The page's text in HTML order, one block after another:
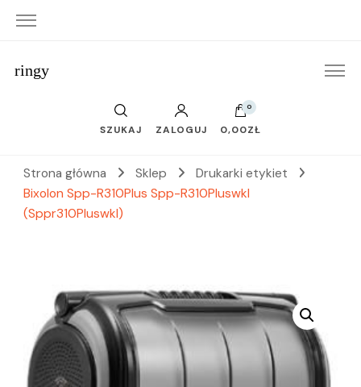
ringy
SZUKAJ ZALOGUJ
0
0,00ZŁ
Strona główna Sklep
Drukarki etykiet
Bixolon Spp-R310Plus Spp-R310Pluswkl
(Sppr310Pluswkl)